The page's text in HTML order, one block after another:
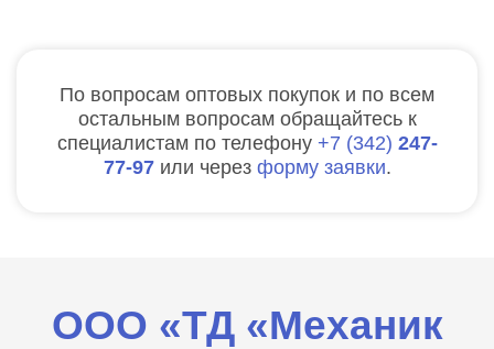
По вопросам оптовых покупок и по всем
остальным вопросам обращайтесь к
специалистам по телефону
7 342 247-
77-97 или через форму заявки.
ООО «ТД «Механик